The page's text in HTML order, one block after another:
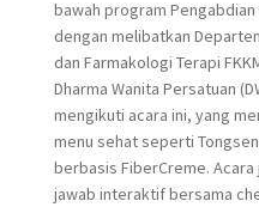
bawah program
dengan melibatkan
dan Farmakologi Terapi
Dharma Wanita Persatuan
mengikuti acara ini, yang
menu sehat seperti
berbasis FiberCreme.
jawab interaktif bersama